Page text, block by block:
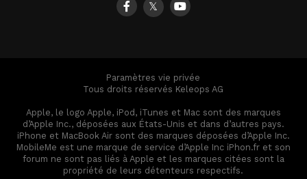
𝕏
Paramètres vie privée
Tous droits réservés Keleops AG
Apple, le logo Apple, iPod, iTunes et Mac sont des marques
d’Apple Inc., déposées aux États-Unis et dans d’autres pays.
iPhone et MacBook Air sont des marques déposées d’Apple Inc.
MobileMe est une marque de service d’Apple Inc iPhon.fr et son
forum ne sont pas liés à Apple et les marques citées sont la
propriété de leurs détenteurs respectifs.